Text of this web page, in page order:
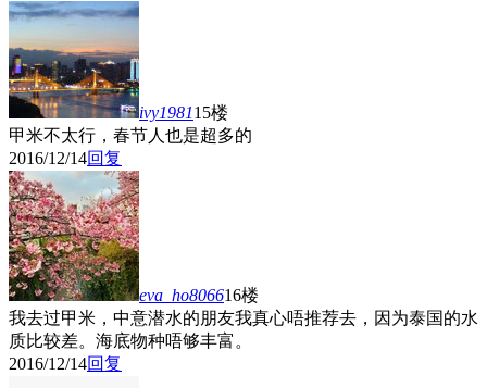
ivy198115楼
甲米不太行，春节人也是超多的
2016/12/14回复
eva_ho806616楼
我去过甲米，中意潜水的朋友我真心唔推荐去，因为泰国的水
质比较差。海底物种唔够丰富。
2016/12/14回复